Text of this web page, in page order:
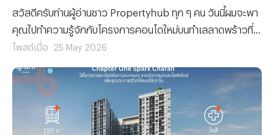
สวัสดีครับท่านผู้อ่านชาว Propertyhub ทุก ๆ คน วันนี้ผมจะพา
คุณไปทำความรู้จักกับโครงการคอนโดใหม่บนทำเลลาดพร้าวที่
กำลังได้รับความสนใจเป็นอย่างมากในตอนนี้ เนื่องจากตัว
วังทองหลาง กรุงเทพมหานคร ซึ่งถือว่าเป็นทำเลที่เดินทาง
สะดวกมากครับ เพราะอยู่ห่างจากถนนลาดพร้าวเพียงประมาณ
200 เมตร* และยังสามารถเดินไปยังรถไฟฟ้าสายสีเหลือง
สถานีลาดพร้าว 83 ได้ในระยะประมาณ 250 เมตร* เท่านั้น และ
โพสต์เมื่อ 25 May 2026